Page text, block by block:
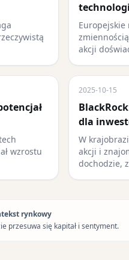
akcji
wzrostu
2025-10-15
dla
W
akcji i
dochodzie,
rynkowy
przesuwa się kapitał i sentyment.